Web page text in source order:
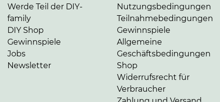
Werde Teil der DIY-
family
DIY Shop
Gewinnspiele
Jobs
Newsletter
Nutzungsbedingungen
Teilnahmebedingungen
Gewinnspiele
Allgemeine
Geschäftsbedingungen
Shop
Widerrufsrecht für
Verbraucher